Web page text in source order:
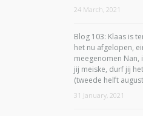
24 March, 2021
Blog 103: Klaas is
het nu afgelopen,
meegenomen
jij meiske, durf jij
(tweede helft
31 January, 2021